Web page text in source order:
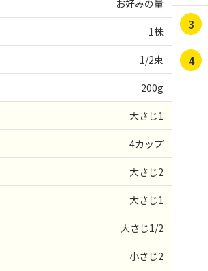
お好みの量
1株
1/2束
200g
大さじ1
4カップ
大さじ2
大さじ1
大さじ1/2
小さじ2